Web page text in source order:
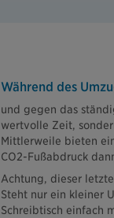
Während des
und gegen das
wertvolle Zeit,
Mittlerweile bieten
CO2-Fußabdruck
Achtung, dieser
Steht nur ein kleiner
Schreibtisch einfach